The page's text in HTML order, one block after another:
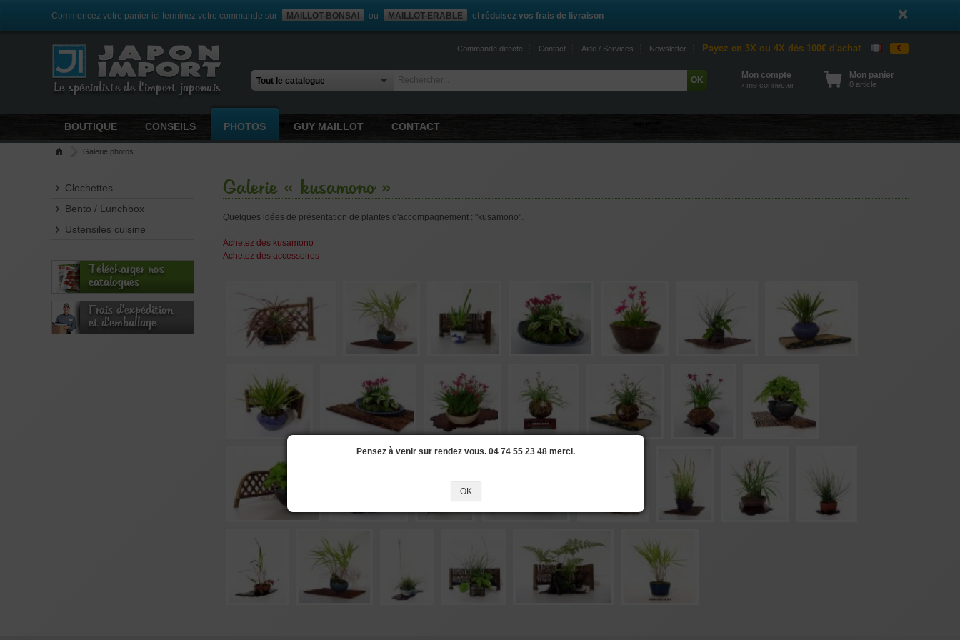
Commencez votre panier ici terminez votre commande sur MAILLOT-BONSAI ou MAILLOT-ERABLE et réduisez vos frais de livraison
Le spécialiste de l'import japonais
Commande directe Contact Aide / Services Newsletter Payez en 3X ou 4X dès 100€ d'achat €
Mon compte
› me connecter
Mon panier
0 article
BOUTIQUE CONSEILS PHOTOS GUY MAILLOT CONTACT
Galerie photos
Clochettes
Bento / Lunchbox
Ustensiles cuisine
Télécharger nos
catalogues
Frais d'expédition
et d'emballage
Galerie « kusamono »
Quelques idées de présentation de plantes d'accompagnement : "kusamono".
Achetez des kusamono
Achetez des accessoires
Pensez à venir sur rendez vous. 04 74 55 23 48 merci.
OK